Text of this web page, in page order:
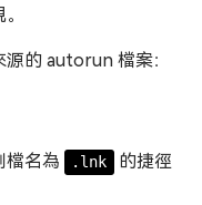
的 autorun 檔案：
檔名為 .lnk
的捷徑